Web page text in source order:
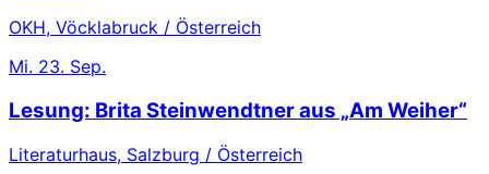
OKH, Vöcklabruck / Österreich
Mi. 23. Sep.
Lesung: Brita Steinwendtner aus „Am Weiher“
Literaturhaus, Salzburg / Österreich